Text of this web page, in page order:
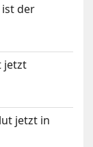
ist der
jetzt
jetzt in